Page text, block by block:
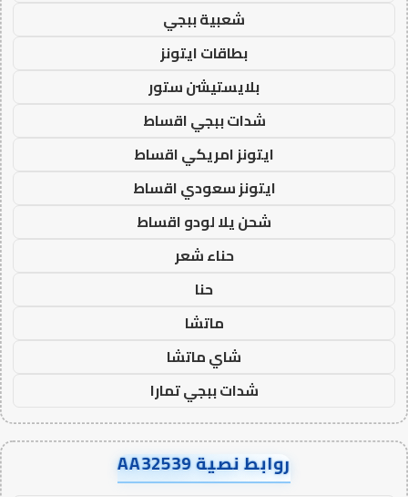
شعبية ببجي
بطاقات ايتونز
بلايستيشن ستور
شدات ببجي اقساط
ايتونز امريكي اقساط
ايتونز سعودي اقساط
شحن يلا لودو اقساط
حناء شعر
حنا
ماتشا
شاي ماتشا
شدات ببجي تمارا
روابط نصية AA32539